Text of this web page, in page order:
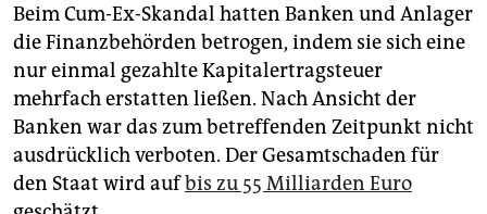
Beim Cum-Ex-Skandal hatten Banken und Anlager
die Finanzbehörden betrogen, indem sie sich eine
nur einmal gezahlte Kapitalertragsteuer
mehrfach erstatten ließen. Nach Ansicht der
Banken war das zum betreffenden Zeitpunkt nicht
ausdrücklich verboten. Der Gesamtschaden für
den Staat wird aufbis zu 55 Milliarden Euro